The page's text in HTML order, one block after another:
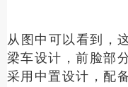
从图中可以看到，
梁车设计，前脸部
采用中置设计，配